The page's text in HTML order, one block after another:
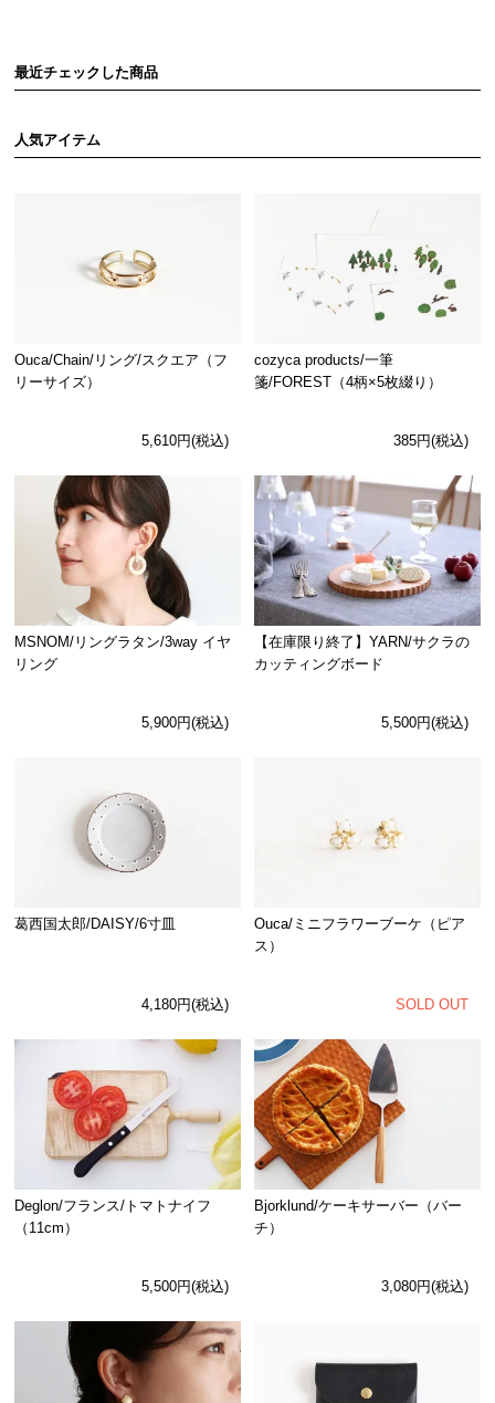
最近チェックした商品
人気アイテム
Ouca/Chain/リング/スクエア（フ
リーサイズ）
5,610円(税込)
cozyca products/一筆
箋/FOREST（4柄×5枚綴り）
385円(税込)
MSNOM/リングラタン/3way イヤ
リング
5,900円(税込)
【在庫限り終了】YARN/サクラの
カッティングボード
5,500円(税込)
葛西国太郎/DAISY/6寸皿
4,180円(税込)
Ouca/ミニフラワーブーケ（ピア
ス）
SOLD OUT
Deglon/フランス/トマトナイフ
（11cm）
5,500円(税込)
Bjorklund/ケーキサーバー（バー
チ）
3,080円(税込)